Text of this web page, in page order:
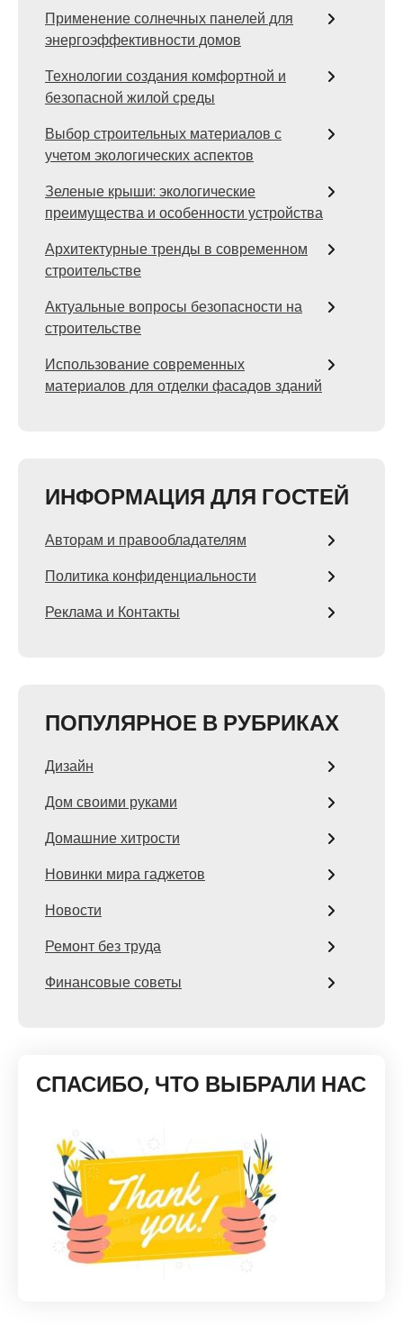
Применение солнечных панелей для
энергоэффективности домов
Технологии создания комфортной и
безопасной жилой среды
Выбор строительных материалов с
учетом экологических аспектов
Зеленые крыши: экологические
преимущества и особенности устройства
Архитектурные тренды в современном
строительстве
Актуальные вопросы безопасности на
строительстве
Использование современных
материалов для отделки фасадов зданий
ИНФОРМАЦИЯ ДЛЯ ГОСТЕЙ
Авторам и правообладателям
Политика конфиденциальности
Реклама и Контакты
ПОПУЛЯРНОЕ В РУБРИКАХ
Дизайн
Дом своими руками
Домашние хитрости
Новинки мира гаджетов
Новости
Ремонт без труда
Финансовые советы
СПАСИБО, ЧТО ВЫБРАЛИ НАС